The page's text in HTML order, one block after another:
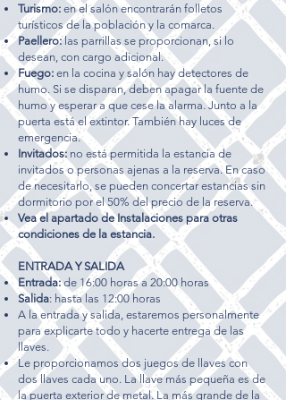
Turismo: en el salón encontrarán folletos
turísticos de la población y la comarca.
Paellero:las parrillas se proporcionan, si lo
desean, con cargo adicional.
Fuego: en la cocina y salón hay detectores de
humo. Si se disparan, deben apagar la fuente de
humo y esperar a que cese la alarma. Junto a la
puerta está el extintor. También hay luces de
emergencia.
Invitados: no está permitida la estancia de
invitados o personas ajenas a la reserva. En caso
de necesitarlo, se pueden concertar estancias sin
dormitorio por el 50% del precio de la reserva.
Vea el apartado de Instalaciones para otras
condiciones de la estancia.
ENTRADA Y SALIDA
Entrada:de 16:00 horas a 20:00 horas
Salida: hasta las 12:00 horas
A la entrada y salida, estaremos personalmente
para explicarte todo y hacerte entrega de las
llaves.
Le proporcionamos dos juegos de llaves con
dos llaves cada uno. La llave más pequeña es de
la puerta exterior de metal. La más grande de la